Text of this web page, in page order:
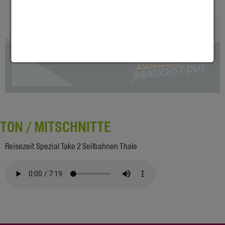
TON / MITSCHNITTE
Reisezeit Spezial Take 2 Seilbahnen Thale